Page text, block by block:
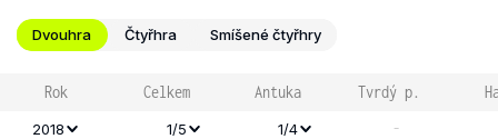
Dvouhra Čtyřhra Smíšené čtyřhry
Rok Celkem Antuka Tvrdý p.
2018 1/5 1/4 -